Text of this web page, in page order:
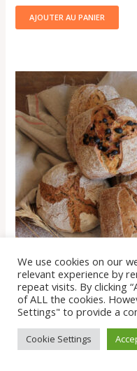
AJOUTER AU PANIER
Figue noix
5,90€
AJOUTER AU PANIER
We use cookies on our
relevant experience by
repeat visits. By clicking
of ALL the cookies.
Settings" to provide a
Cookie Settings